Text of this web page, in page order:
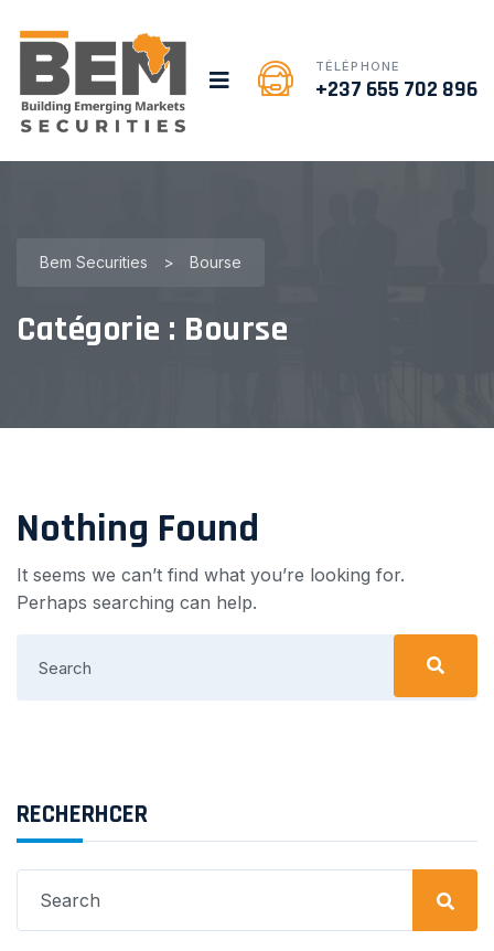
TÉLÉPHONE
+237 655 702 896
Bem Securities > Bourse
Catégorie : Bourse
Nothing Found
It seems we can’t find what you’re looking for.
Perhaps searching can help.
for:
RECHERHCER
for: